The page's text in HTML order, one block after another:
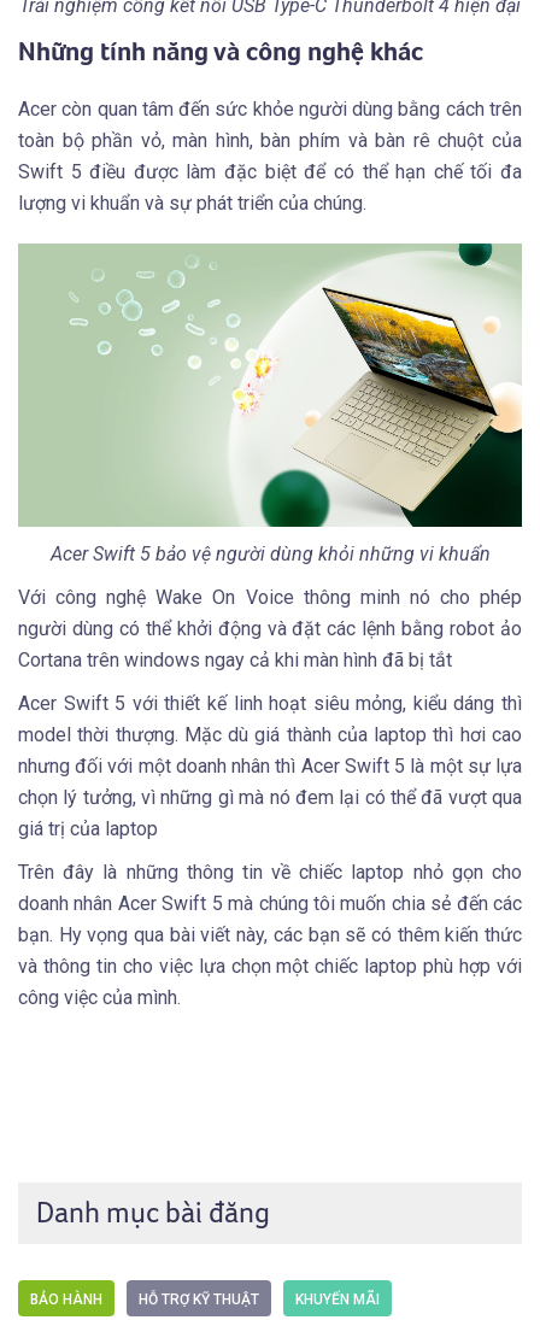
Trải nghiệm cổng kết nối USB Type-C Thunderbolt 4 hiện đại
Những tính năng và công nghệ khác
Acer còn quan tâm đến sức khỏe người dùng bằng cách trên
toàn bộ phần vỏ, màn hình, bàn phím và bàn rê chuột của
Swift 5 điều được làm đặc biệt để có thể hạn chế tối đa
lượng vi khuẩn và sự phát triển của chúng.
Acer Swift 5 bảo vệ người dùng khỏi những vi khuẩn
Với công nghệ Wake On Voice thông minh nó cho phép
người dùng có thể khởi động và đặt các lệnh bằng robot ảo
Cortana trên windows ngay cả khi màn hình đã bị tắt
Acer Swift 5 với thiết kế linh hoạt siêu mỏng, kiểu dáng thì
model thời thượng. Mặc dù giá thành của laptop thì hơi cao
nhưng đối với một doanh nhân thì Acer Swift 5 là một sự lựa
chọn lý tưởng, vì những gì mà nó đem lại có thể đã vượt qua
giá trị của laptop
Trên đây là những thông tin về chiếc laptop nhỏ gọn cho
doanh nhân Acer Swift 5 mà chúng tôi muốn chia sẻ đến các
bạn. Hy vọng qua bài viết này, các bạn sẽ có thêm kiến thức
và thông tin cho việc lựa chọn một chiếc laptop phù hợp với
công việc của mình.
Danh mục bài đăng
BẢO HÀNH HỖ TRỢ KỸ THUẬT KHUYẾN MÃI